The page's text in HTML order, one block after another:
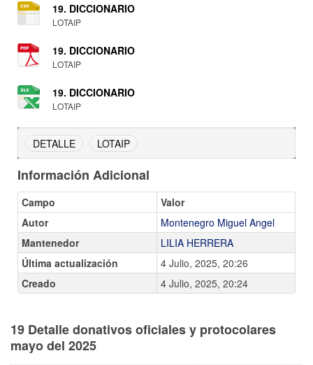
19. DICCIONARIO
LOTAIP
19. DICCIONARIO
LOTAIP
19. DICCIONARIO
LOTAIP
DETALLE LOTAIP
Información Adicional
Campo
Valor
Autor
Montenegro Miguel Angel
Mantenedor
LILIA HERRERA
Última actualización
4 Julio, 2025, 20:26
Creado
4 Julio, 2025, 20:24
19 Detalle donativos oficiales y protocolares
mayo del 2025